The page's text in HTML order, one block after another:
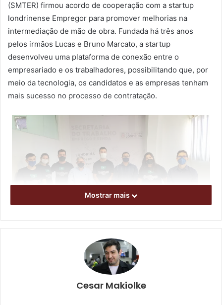
(SMTER) firmou acordo de cooperação com a startup
londrinense Empregor para promover melhorias na
intermediação de mão de obra. Fundada há três anos
pelos irmãos Lucas e Bruno Marcato, a startup
desenvolveu uma plataforma de conexão entre o
empresariado e os trabalhadores, possibilitando que, por
meio da tecnologia, os candidatos e as empresas tenham
mais sucesso no processo de contratação.
Mais de 20 mil candidatos já utilizaram a ferramenta que
será aplicada na Secretaria Municipal do Trabalho,
Emprego e Renda por meio do Edital de Chamamento
Mostrar mais
Cesar Makiolke